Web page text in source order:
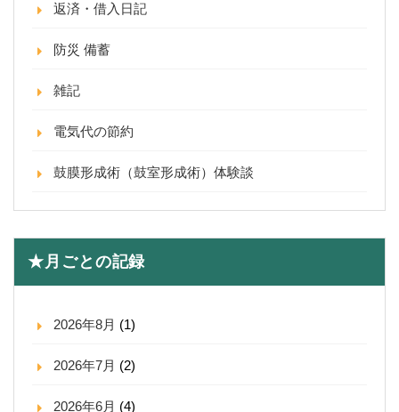
返済・借入日記
防災 備蓄
雑記
電気代の節約
鼓膜形成術（鼓室形成術）体験談
★月ごとの記録
2026年8月 (1)
2026年7月 (2)
2026年6月 (4)